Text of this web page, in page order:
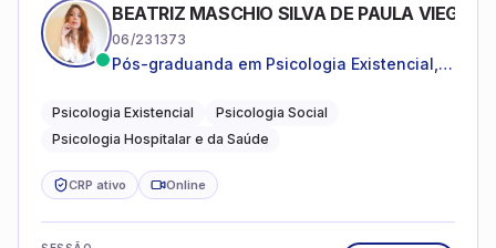
BEATRIZ MASCHIO SILVA DE PAULA VIEGAS
06/231373
Pós-graduanda em Psicologia Existencial,
da Saúde.
Psicologia Existencial
Psicologia Social
Psicologia Hospitalar e da Saúde
CRP ativo Online